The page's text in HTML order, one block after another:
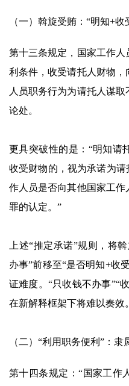
（一）斡旋受贿：“明知+收
第十三条规定，国家工作
利条件，收受请托人财物
人员职务行为为请托人谋
论处。
更具突破性的是：“明知请
收受财物的，视为承诺为
作人员是否向其他国家工
罪的认定。”
上述“推定承诺”规则，将
办事”前移至“是否明知+收
证难度。“只收钱不办事”“
在新解释框架下将难以奏效。
（二）“利用职务便利”：
第十四条规定：“国家工作